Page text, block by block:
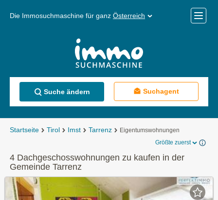
Die Immosuchmaschine für ganz Österreich
Menü
Suche ändern Suchagent
Startseite Tirol Imst Tarrenz
Eigentumswohnungen
Größte zuerst
4 Dachgeschosswohnungen zu kaufen in der
Gemeinde Tarrenz